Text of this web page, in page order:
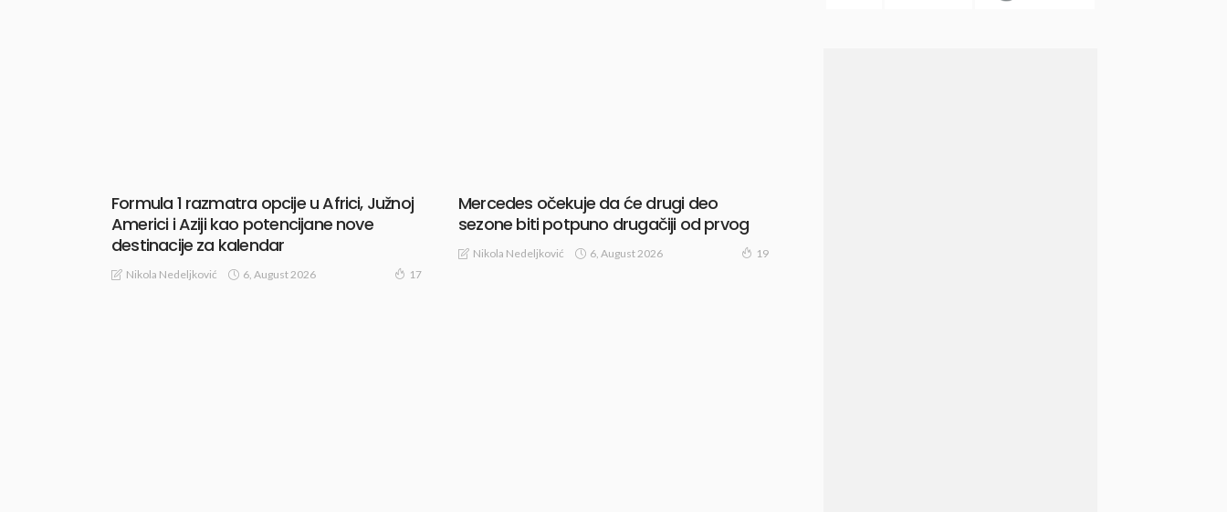
Formula 1 razmatra opcije u Africi, Južnoj
Americi i Aziji kao potencijane nove
destinacije za kalendar
Nikola Nedeljković 6, August 2026 17
Mercedes očekuje da će drugi deo
sezone biti potpuno drugačiji od prvog
Nikola Nedeljković 6, August 2026 19